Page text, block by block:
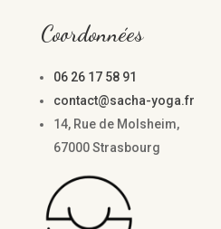
Coordonnées
06 26 17 58 91
contact@sacha-yoga.fr
14, Rue de Molsheim,
67000 Strasbourg